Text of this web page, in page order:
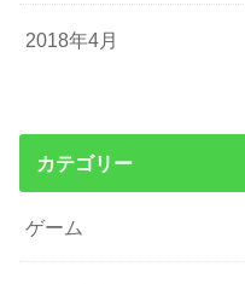
2018年4月
カテゴリー
ゲーム